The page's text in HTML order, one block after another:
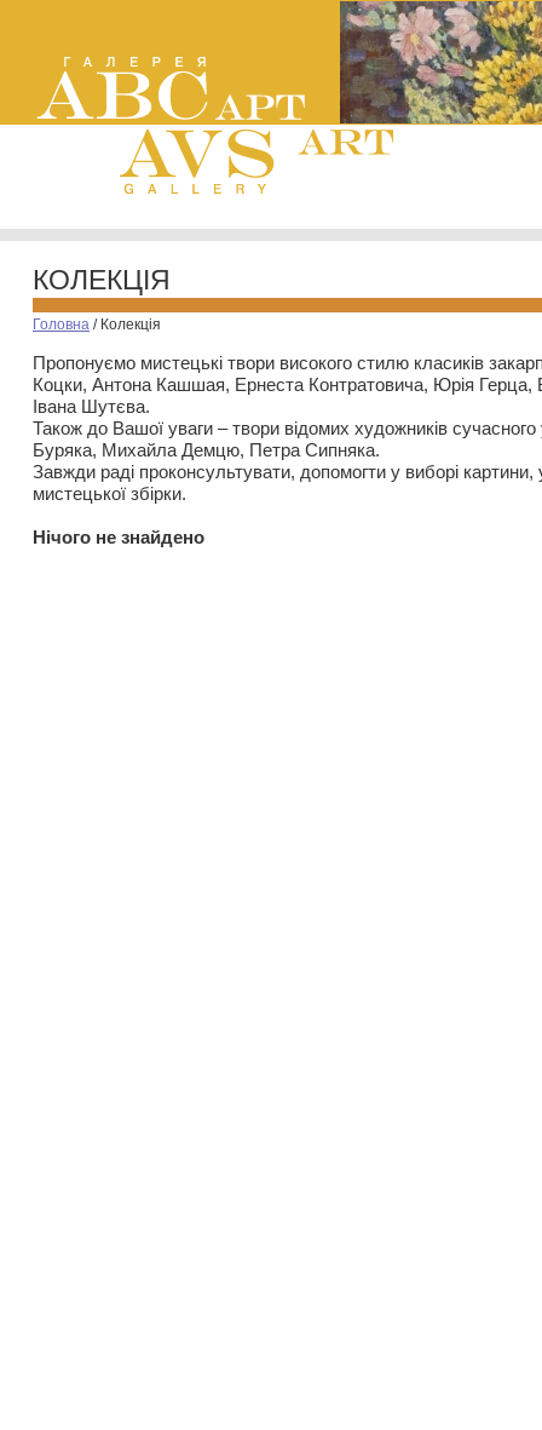
КОЛЕКЦІЯ
Головна / Колекція
Пропонуємо мистецькі твори високого стилю класиків
Коцки, Антона Кашшая, Ернеста Контратовича, Юрія
Івана Шутєва.
Також до Вашої уваги – твори відомих художників
Буряка, Михайла Демцю, Петра Сипняка.
Завжди раді проконсультувати, допомогти у виборі картини,
мистецької збірки.
Нiчого не знайдено